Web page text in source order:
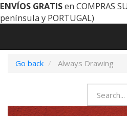
ENVÍOS GRATISen COMPRAS
península y PORTUGAL)
Go back
Always Drawing